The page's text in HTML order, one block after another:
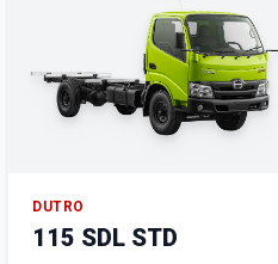
DUTRO
115 SDL STD